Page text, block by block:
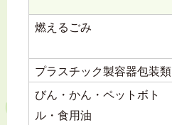
燃えるごみ
プラスチック製容器包装類
びん・かん・ペットボト
ル・食用油